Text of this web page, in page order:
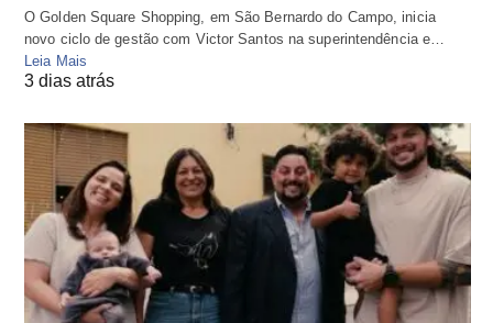
O Golden Square Shopping, em São Bernardo do Campo, inicia
novo ciclo de gestão com Victor Santos na superintendência e…
Leia Mais
3 dias atrás